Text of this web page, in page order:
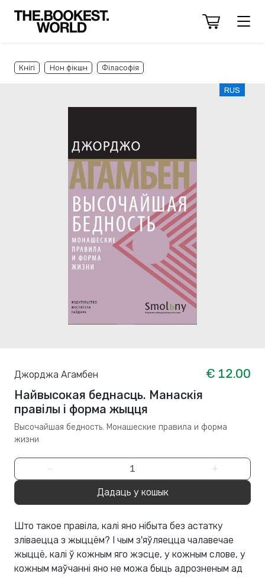
Кнігі Нон фікшн Філасофія
RUS
Джорджа Агамбен
€ 12.00
Найвысокая беднасць. Манаскія
правілы і форма жыцця
Высочайшая бедность. Монашеские правила и форма
жизни
− +
Дадаць у кошык
Што такое правіла, калі яно нібыта без астатку
зліваецца з жыццём? І чым з'яўляецца чалавечае
жыццё, калі ў кожным яго жэсце, у кожным слове, у
кожным маўчанні яно не можа быць адрозненым ад